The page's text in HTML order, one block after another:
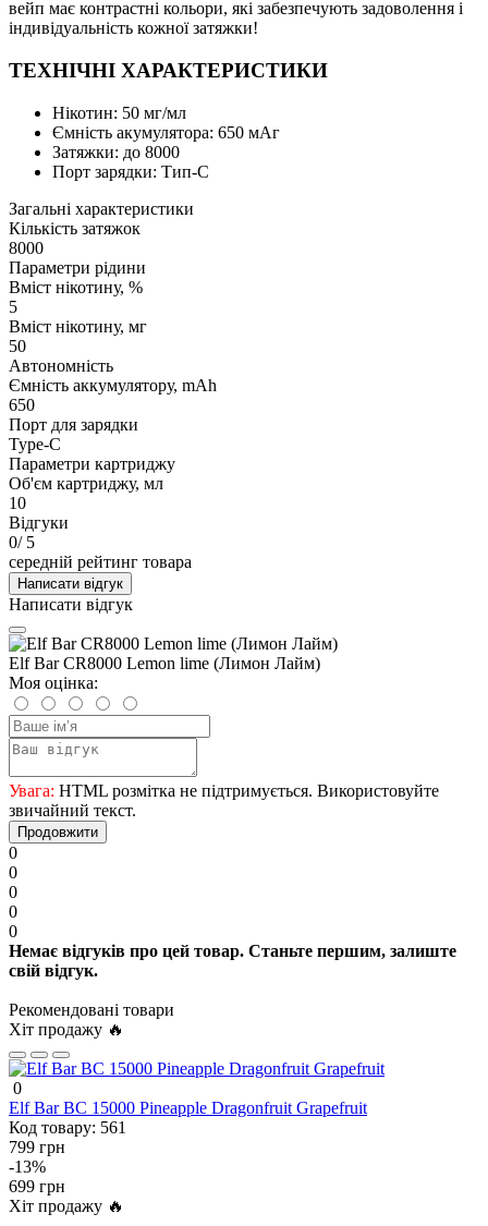
вейп має контрастні кольори, які забезпечують задоволення і
індивідуальність кожної затяжки!
ТЕХНІЧНІ ХАРАКТЕРИСТИКИ
Нікотин: 50 мг/мл
Ємність акумулятора: 650 мАг
Затяжки: до 8000
Порт зарядки: Тип-C
Загальні характеристики
Кількість затяжок
8000
Параметри рідини
Вміст нікотину, %
5
Вміст нікотину, мг
50
Автономність
Ємність аккумулятору, mAh
650
Порт для зарядки
Type-C
Параметри картриджу
Об'єм картриджу, мл
10
Відгуки
0/ 5
середній рейтинг товара
Написати відгук
Написати відгук
Elf Bar CR8000 Lemon lime (Лимон Лайм)
Моя оцінка:
Увага: HTML розмітка не підтримується. Використовуйте
звичайний текст.
Продовжити
0
0
0
0
0
Немає відгуків про цей товар. Станьте першим, залиште
свій відгук.
Рекомендовані товари
Хіт продажу 🔥
0
Elf Bar BC 15000 Pineapple Dragonfruit Grapefruit
Код товару: 561
799 грн
-13%
699 грн
Хіт продажу 🔥